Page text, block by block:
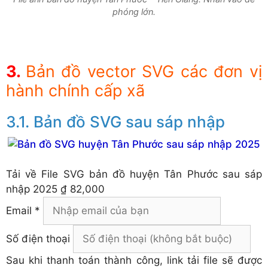
phóng lớn.
Bản đồ vector SVG các đơn vị
hành chính cấp xã
Bản đồ SVG sau sáp nhập
Tải về File SVG bản đồ huyện Tân Phước sau sáp
nhập 2025 ₫ 82,000
Email *
Số điện thoại
Sau khi thanh toán thành công, link tải file sẽ được